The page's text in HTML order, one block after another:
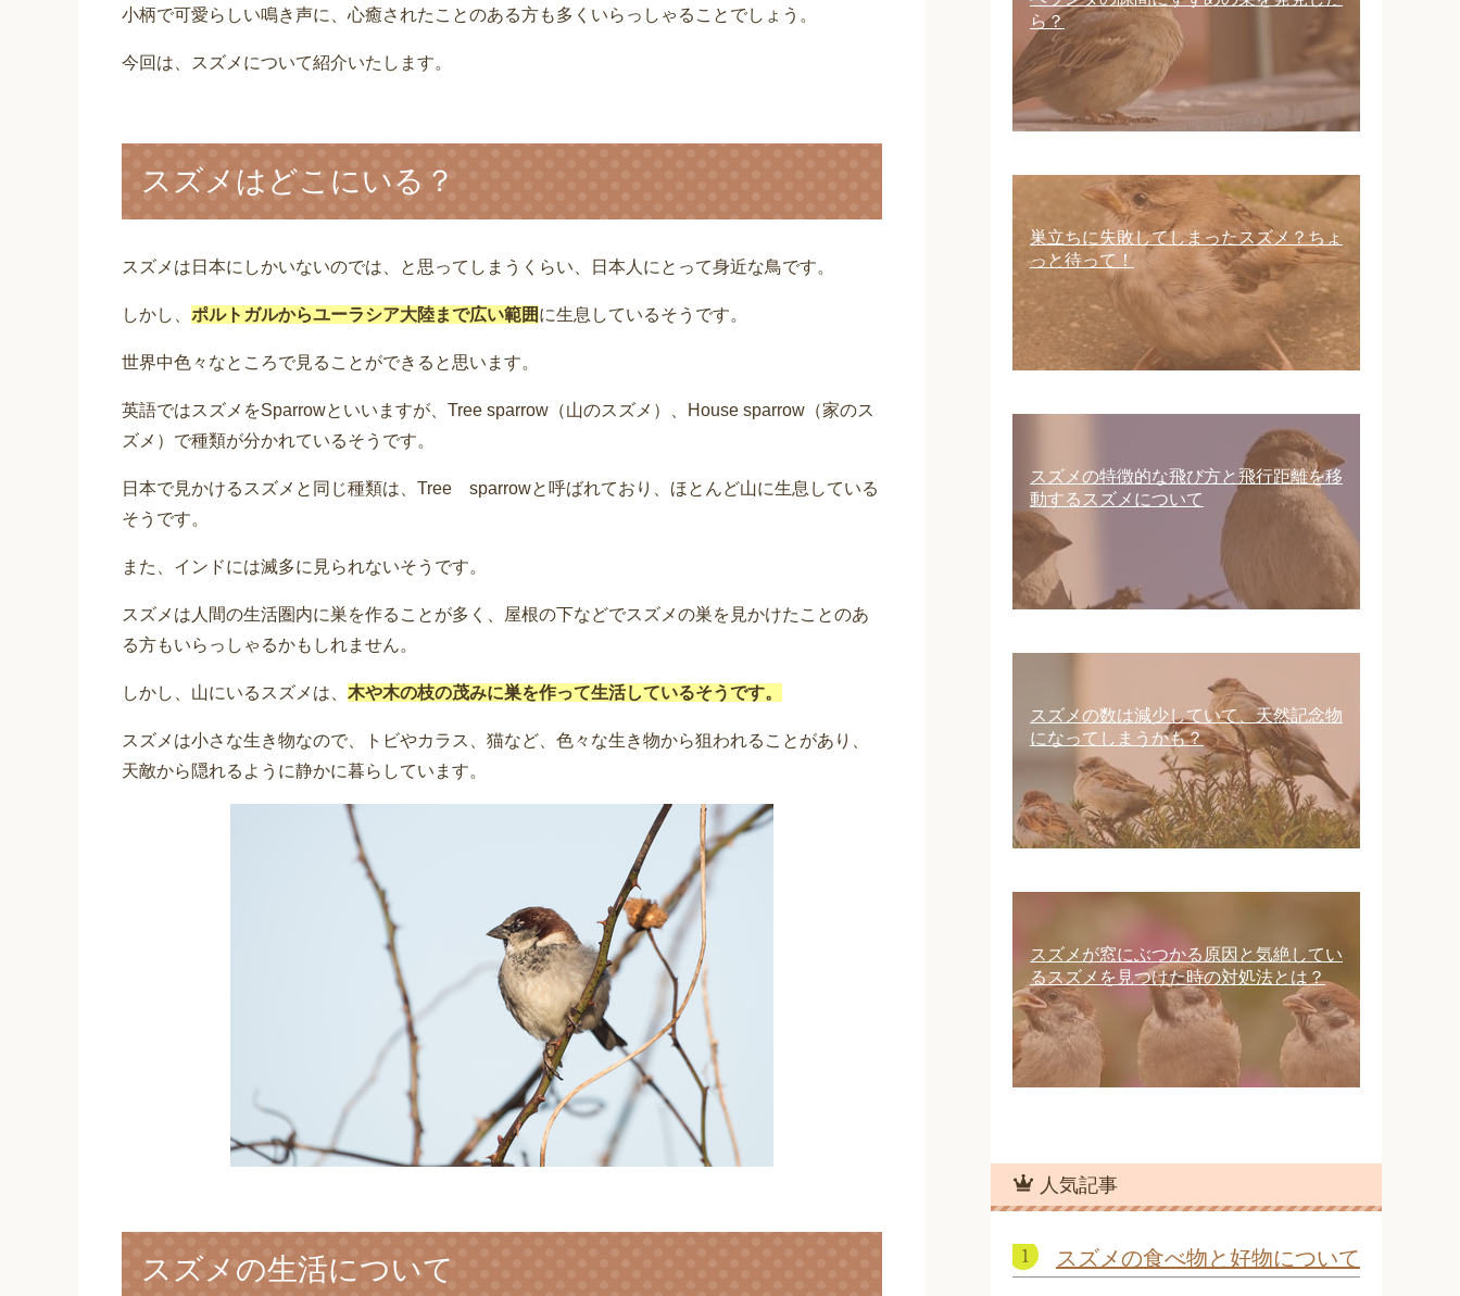
小柄で可愛らしい鳴き声に、心癒されたことのある方も多くいらっしゃることでしょう。
今回は、スズメについて紹介いたします。
スズメはどこにいる？
スズメは日本にしかいないのでは、と思ってしまうくらい、日本人にとって身近な鳥です。
しかし、 ポルトガルからユーラシア大陸まで広い範囲に生息しているそうです。
世界中色々なところで見ることができると思います。
英語ではスズメをSparrowといいますが、Tree sparrow（山のスズメ）、House sparrow（家のス
ズメ）で種類が分かれているそうです。
日本で見かけるスズメと同じ種類は、Tree sparrowと呼ばれており、ほとんど山に生息している
そうです。
また、インドには滅多に見られないそうです。
スズメは人間の生活圏内に巣を作ることが多く、屋根の下などでスズメの巣を見かけたことのあ
る方もいらっしゃるかもしれません。
しかし、山にいるスズメは、 木や木の枝の茂みに巣を作って生活しているそうです。
スズメは小さな生き物なので、トビやカラス、猫など、色々な生き物から狙われることがあり、
天敵から隠れるように静かに暮らしています。
スズメの生活について
ら？
巣立ちに失敗してしまったスズメ？ちょ
っと待って！
スズメの特徴的な飛び方と飛行距離を移
動するスズメについて
スズメの数は減少していて、天然記念物
になってしまうかも？
スズメが窓にぶつかる原因と気絶してい
るスズメを見つけた時の対処法とは？
人気記事
スズメの食べ物と好物について